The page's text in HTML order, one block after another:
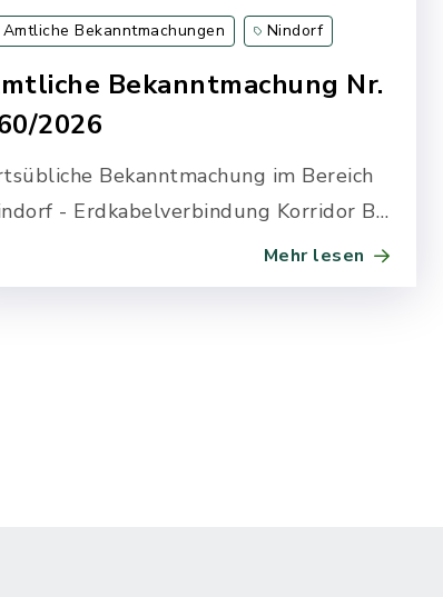
Bekanntmachung Nr.
2026
Bekanntmachung im Bereich
- Erdkabelverbindung Korridor B
Ankündigung von Vorarbeiten für die
durch Amprion GmbH
Amtliche Bekanntmachungen Nindorf
Mehr lesen